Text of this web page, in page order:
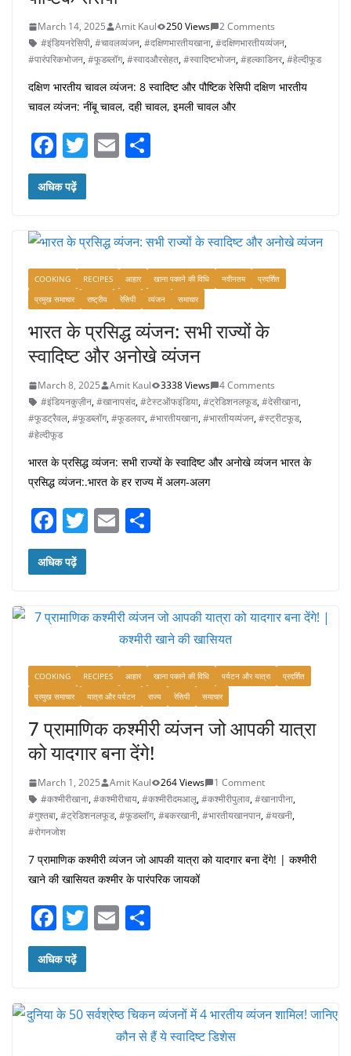
March 14, 2025 Amit Kaul 250 Views
2 Comments
#इंडियनरेसिपी,#चावलव्यंजन,#दक्षिणभारतीयखाना,#दक्षिणभारतीयव्यंजन,
#पारंपरिकभोजन,#फूडब्लॉग,#स्वादऔरसेहत,#स्वादिष्टभोजन,#हल्काडिनर,#हेल्दीफूड
दक्षिण भारतीय चावल व्यंजन: 8 स्वादिष्ट और पौष्टिक रेसिपी दक्षिण भारतीय
चावल व्यंजन: नींबू चावल, दही चावल, इमली चावल और
F
a
c
b
o
o
k
T E
अधिक पढ़ें
COOKING RECIPES आहार खाना पकाने की विधि नवीनतम
प्रदर्शित
प्रमुख समाचार
राष्ट्रीय रेसिपी व्यंजन समाचार
भारत के प्रसिद्ध व्यंजन: सभी राज्यों के
स्वादिष्ट और अनोखे व्यंजन
March 8, 2025 Amit Kaul 3338 Views
4 Comments
#इंडियनकुज़ीन,#खानापसंद,#टेस्टऑफइंडिया,#ट्रेडिशनलफूड,#देसीखाना,
#फूडट्रैवल,#फूडब्लॉग,#फूडलवर,#भारतीयखाना,#भारतीयव्यंजन,#स्ट्रीटफूड,
#हेल्दीफूड
भारत के प्रसिद्ध व्यंजन: सभी राज्यों के स्वादिष्ट और अनोखे व्यंजन भारत के
प्रसिद्ध व्यंजन:.भारत के हर राज्य में अलग-अलग
F
a
c
b
o
k
T E
अधिक पढ़ें
COOKING RECIPES आहार खाना पकाने की विधि पर्यटन और यात्रा
प्रदर्शित
प्रमुख समाचार
यात्रा और पर्यटन राज्य रेसिपी समाचार
7 प्रामाणिक कश्मीरी व्यंजन जो आपकी यात्रा
को यादगार बना देंगे!
March 1, 2025 Amit Kaul 264 Views
1 Comment
#कश्मीरीखाना,#कश्मीरीचाय,#कश्मीरीदमआलू,#कश्मीरीपुलाव,#खानापीना,
#गुश्तबा,#ट्रेडिशनलफूड,#फूडब्लॉग,#बकरखानी,#भारतीयखानपान,#यखनी,
#रोगनजोश
7 प्रामाणिक कश्मीरी व्यंजन जो आपकी यात्रा को यादगार बना देंगे! | कश्मीरी
खाने की खासियत कश्मीर के पारंपरिक जायकों
F
a
c
b
T E
अधिक पढ़ें